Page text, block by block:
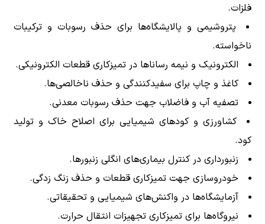
فلزات.
پتروشیمی و پالایشگاه‌ها برای حذف رسوبات و ترکیبات
ناخواسته.
الکترونیک و نیمه رساناها در تمیزکاری قطعات الکترونیکی.
کاغذ و چاپ برای سفیدکنندگی و حذف ناخالصی‌ها.
تصفیه آب و فاضلاب جهت حذف رسوبات معدنی.
کشاورزی و کودهای شیمیایی برای اصلاح خاک و تولید
کود.
زنبورداری در کنترل بیماری‌های انگلی زنبورها.
خودروسازی جهت تمیزکاری قطعات و حذف زنگ زدگی.
آزمایشگاه‌ها در واکنش‌های شیمیایی و تحقیقاتی.
نیروگاه‌ها برای تمیزکاری تجهیزات انتقال حرارت.